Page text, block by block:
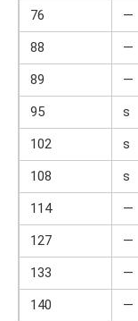
76
—
88
—
89
—
95
ѕ
102
ѕ
108
ѕ
114
—
127
—
133
—
140
—